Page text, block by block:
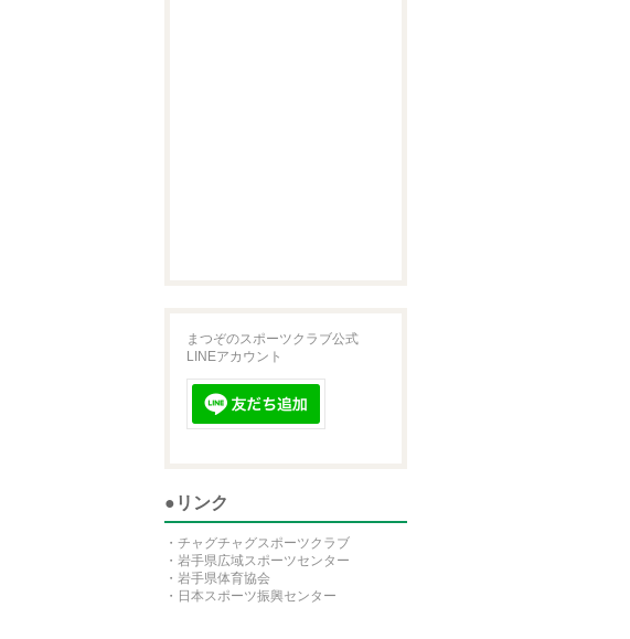
まつぞのスポーツクラブ公式
LINEアカウント
●リンク
・ チャグチャグスポーツクラブ
・ 岩手県広域スポーツセンター
・ 岩手県体育協会
・ 日本スポーツ振興センター